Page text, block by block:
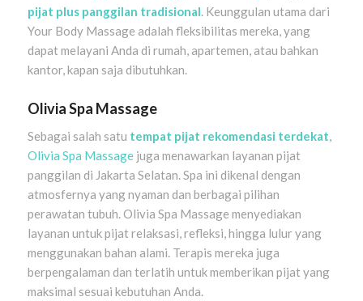
pijat plus panggilan tradisional. Keunggulan utama dari
Your Body Massage adalah fleksibilitas mereka, yang
dapat melayani Anda di rumah, apartemen, atau bahkan
kantor, kapan saja dibutuhkan.
Olivia Spa Massage
Sebagai salah satu tempat pijat rekomendasi terdekat,
Olivia Spa Massagejuga menawarkan layanan pijat
panggilan di Jakarta Selatan. Spa ini dikenal dengan
atmosfernya yang nyaman dan berbagai pilihan
perawatan tubuh. Olivia Spa Massage menyediakan
layanan untuk pijat relaksasi, refleksi, hingga lulur yang
menggunakan bahan alami. Terapis mereka juga
berpengalaman dan terlatih untuk memberikan pijat yang
maksimal sesuai kebutuhan Anda.